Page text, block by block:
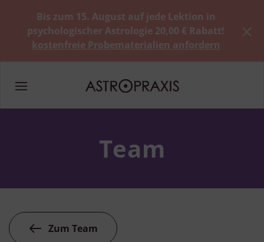
Bis zum 15. August auf jede Lektion in
psychologischer Astrologie 20,00 € Rabatt!
kostenfreie Probematerialien anfordern
Team
Zum Team